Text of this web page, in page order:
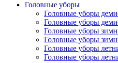
Головные уборы
Головные уборы
Головные уборы
Головные уборы
Головные уборы
Головные уборы
Головные уборы